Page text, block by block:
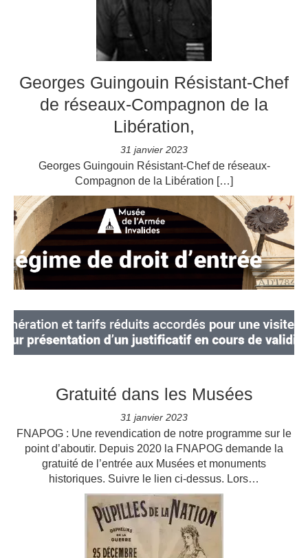
Georges Guingouin Résistant-Chef
de réseaux-Compagnon de la
Libération,
31 janvier 2023
Georges Guingouin Résistant-Chef de réseaux-
Compagnon de la Libération […]
Gratuité dans les Musées
31 janvier 2023
FNAPOG : Une revendication de notre programme sur le
point d’aboutir. Depuis 2020 la FNAPOG demande la
gratuité de l’entrée aux Musées et monuments
historiques. Suivre le lien ci-dessus. Lors…